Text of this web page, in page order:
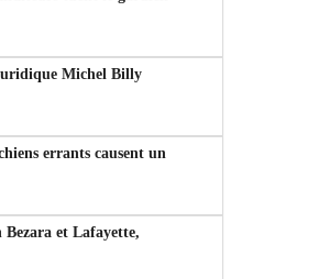
Michel Billy
errants causent un
et Lafayette,